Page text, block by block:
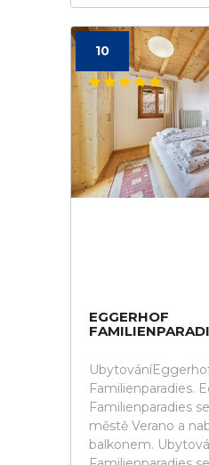
10
EGGERHOF
Familienparadies.
Familienparadies
městě Verano a
balkonem.